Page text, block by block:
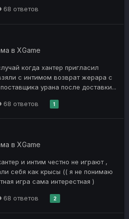
68 ответов
в XGame
когда хантер пригласил
с интимом возврат жерара с
урана после доставки...
68 ответов 1
в XGame
и интим честно не играют ,
себя как крысы (( я не понимаю
игра сама интерестная )
68 ответов 2